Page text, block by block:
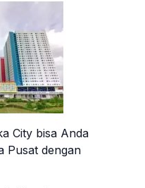
City bisa Anda
Pusat dengan